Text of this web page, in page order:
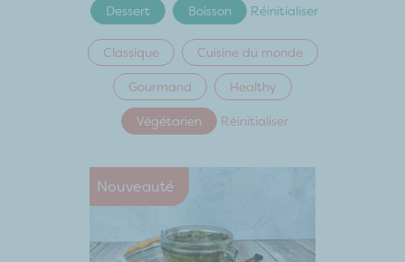
Dessert Boisson Réinitialiser
Classique Cuisine du monde
Gourmand Healthy
Végétarien Réinitialiser
Nouveauté